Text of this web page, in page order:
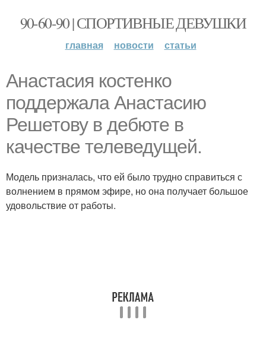
90-60-90 | СПОРТИВНЫЕ ДЕВУШКИ
главная новости статьи
Анастасия костенко
поддержала Анастасию
Решетову в дебюте в
качестве телеведущей.
Модель призналась, что ей было трудно справиться с
волнением в прямом эфире, но она получает большое
удовольствие от работы.